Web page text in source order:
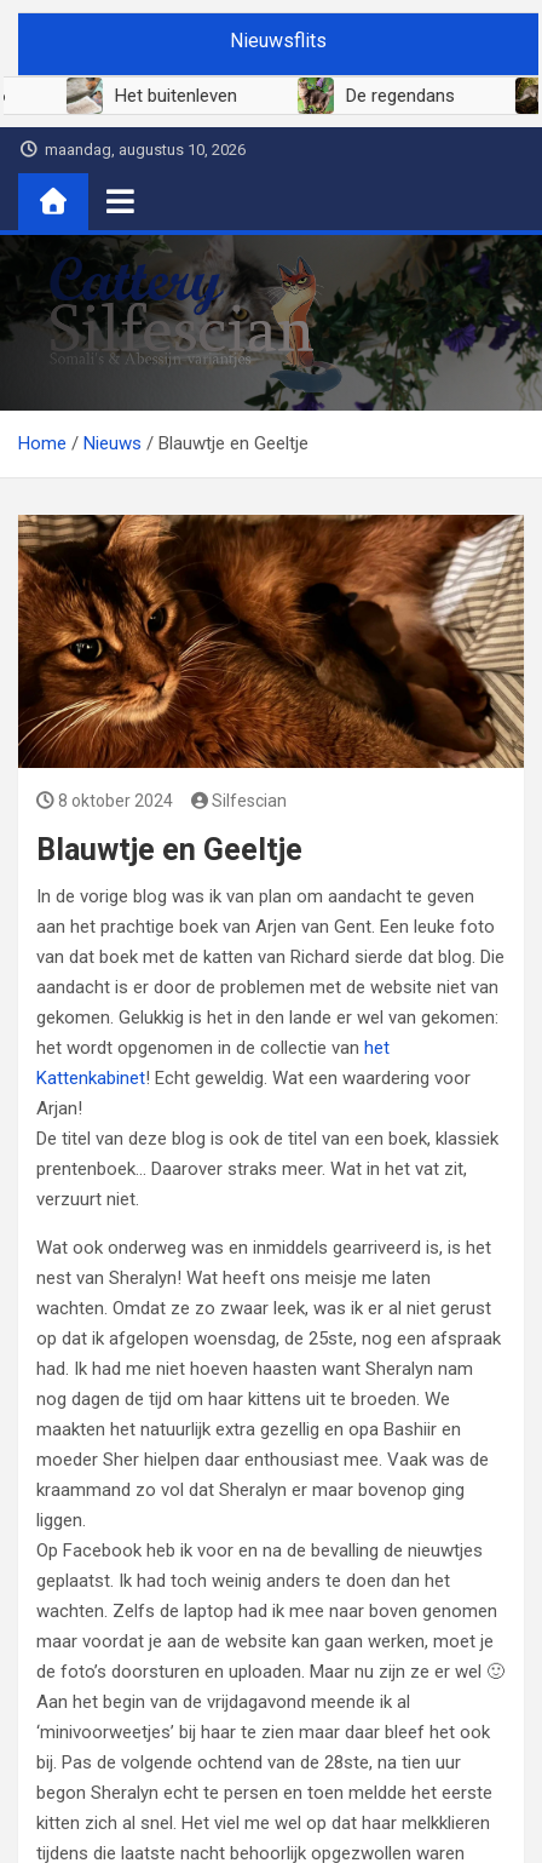
Ga
de
inhoud
Nieuwsflits
Juni 2026 Het buitenleven
maandag, augustus 10, 2026
Cattery Silfescian
Somali's en soms Abessijn-variantjes
Home
Nieuws Blauwtje en Geeltje
8 oktober 2024 Silfescian
Blauwtje en Geeltje
In de vorige blog was ik van plan om aandacht te geven
aan het prachtige boek van Arjen van Gent. Een leuke foto
van dat boek met de katten van Richard sierde dat blog. Die
aandacht is er door de problemen met de website niet van
gekomen. Gelukkig is het in den lande er wel van gekomen:
het wordt opgenomen in de collectie van het
Kattenkabinet! Echt geweldig. Wat een waardering voor
Arjan!
De titel van deze blog is ook de titel van een boek, klassiek
prentenboek… Daarover straks meer. Wat in het vat zit,
verzuurt niet.
Wat ook onderweg was en inmiddels gearriveerd is, is het
nest van Sheralyn! Wat heeft ons meisje me laten
wachten. Omdat ze zo zwaar leek, was ik er al niet gerust
op dat ik afgelopen woensdag, de 25ste, nog een afspraak
had. Ik had me niet hoeven haasten want Sheralyn nam
nog dagen de tijd om haar kittens uit te broeden. We
maakten het natuurlijk extra gezellig en opa Bashiir en
moeder Sher hielpen daar enthousiast mee. Vaak was de
kraammand zo vol dat Sheralyn er maar bovenop ging
liggen.
Op Facebook heb ik voor en na de bevalling de nieuwtjes
geplaatst. Ik had toch weinig anders te doen dan het
wachten. Zelfs de laptop had ik mee naar boven genomen
maar voordat je aan de website kan gaan werken, moet je
de foto’s doorsturen en uploaden. Maar nu zijn ze er wel 🙂
Aan het begin van de vrijdagavond meende ik al
‘minivoorweetjes’ bij haar te zien maar daar bleef het ook
bij. Pas de volgende ochtend van de 28ste, na tien uur
begon Sheralyn echt te persen en toen meldde het eerste
kitten zich al snel. Het viel me wel op dat haar melkklieren
tijdens die laatste nacht behoorlijk opgezwollen waren